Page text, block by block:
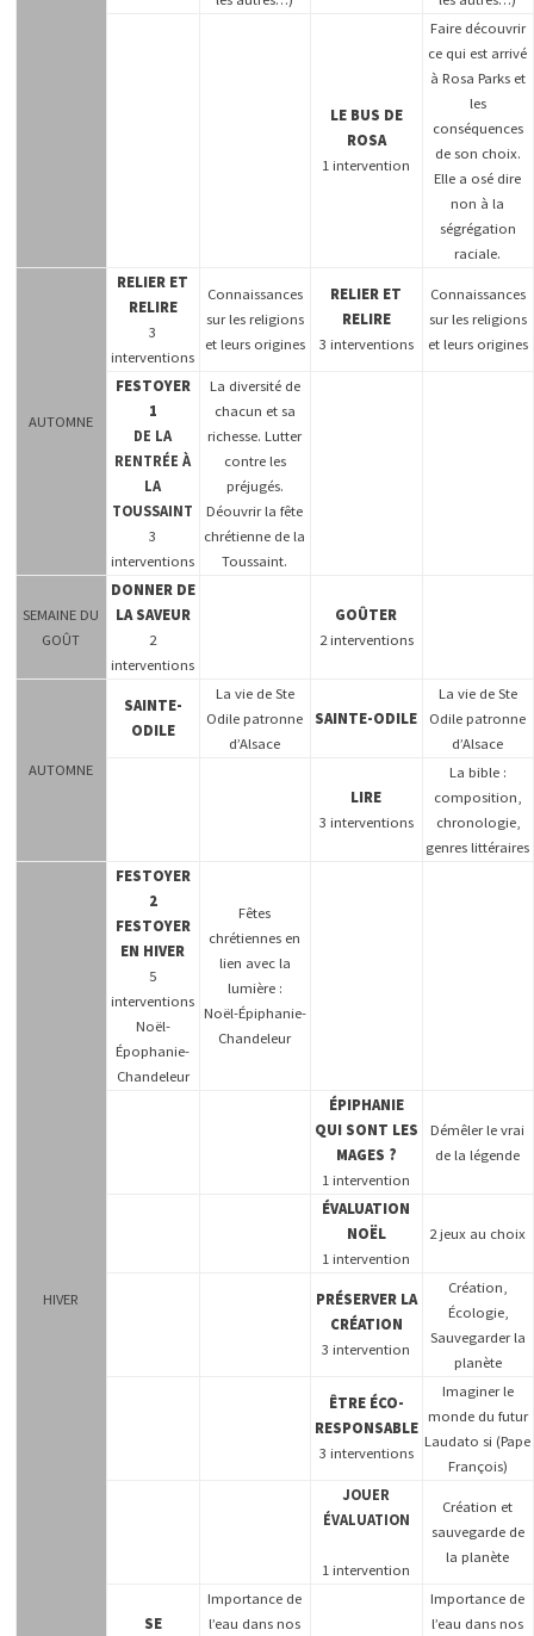
LE BUS DE
ROSA
1 intervention
Faire découvrir
ce qui est arrivé
à Rosa Parks et
les
conséquences
de son choix.
Elle a osé dire
non à la
ségrégation
raciale.
AUTOMNE
RELIER ET
RELIRE
3
interventions
Connaissances
sur les religions
et leurs origines
RELIER ET
RELIRE
3 interventions
Connaissances
sur les religions
et leurs origines
FESTOYER
1
DE LA
RENTRÉE À
LA
TOUSSAINT
3
interventions
La diversité de
chacun et sa
richesse. Lutter
contre les
préjugés.
Déouvrir la fête
chrétienne de la
Toussaint.
SEMAINE DU
GOÛT
DONNER DE
LA SAVEUR
2
interventions
GOÛTER
2 interventions
AUTOMNE
SAINTE-
ODILE
La vie de Ste
Odile patronne
d’Alsace
SAINTE-ODILE
La vie de Ste
Odile patronne
d’Alsace
LIRE
3 interventions
La bible :
composition,
chronologie,
genres littéraires
HIVER
FESTOYER
2
FESTOYER
EN HIVER
5
interventions
Noël-
Épophanie-
Chandeleur
Fêtes
chrétiennes en
lien avec la
lumière :
Noël-Épiphanie-
Chandeleur
ÉPIPHANIE
QUI SONT LES
MAGES ?
1 intervention
Démêler le vrai
de la légende
ÉVALUATION
NOËL
1 intervention
2 jeux au choix
PRÉSERVER LA
CRÉATION
3 intervention
Création,
Écologie,
Sauvegarder la
planète
ÊTRE ÉCO-
RESPONSABLE
3 interventions
Imaginer le
monde du futur
Laudato si (Pape
François)
JOUER
ÉVALUATION
1 intervention
Création et
sauvegarde de
la planète
SE
Importance de
l’eau dans nos
Importance de
l’eau dans nos